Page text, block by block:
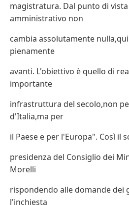
magistratura. Dal punto di
amministrativo non
cambia assolutamente
pienamente
avanti. L'obiettivo è quello di
importante
infrastruttura del secolo,non
d'Italia,ma per
il Paese e per l'Europa". Così il
presidenza del Consiglio dei
Morelli
rispondendo alle domande dei
l'inchiesta